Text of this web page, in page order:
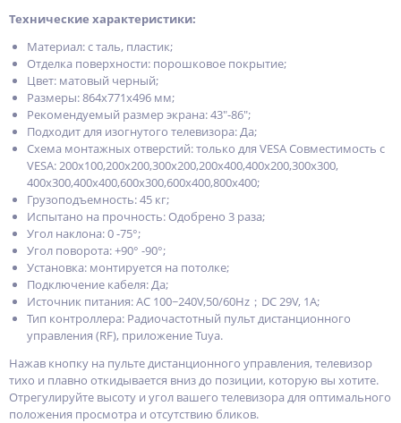
Технические характеристики:
Материал: с таль, пластик;
Отделка поверхности: порошковое покрытие;
Цвет: матовый черный;
Размеры: 864x771x496 мм;
Рекомендуемый размер экрана: 43"-86";
Подходит для изогнутого телевизора: Да;
Схема монтажных отверстий: только для VESA Совместимость с
VESA: 200x100,200x200,300x200,200x400,400x200,300x300,
400x300,400x400,600x300,600x400,800x400;
Грузоподъемность: 45 кг;
Испытано на прочность: Одобрено 3 раза;
Угол наклона: 0 -75°;
Угол поворота: +90° -90°;
Установка: монтируется на потолке;
Подключение кабеля: Да;
Источник питания: AC 100~240V,50/60Hz；DC 29V, 1A;
Тип контроллера: Радиочастотный пульт дистанционного
управления (RF), приложение Tuya.
Нажав кнопку на пульте дистанционного управления, телевизор
тихо и плавно откидывается вниз до позиции, которую вы хотите.
Отрегулируйте высоту и угол вашего телевизора для оптимального
положения просмотра и отсутствию бликов.